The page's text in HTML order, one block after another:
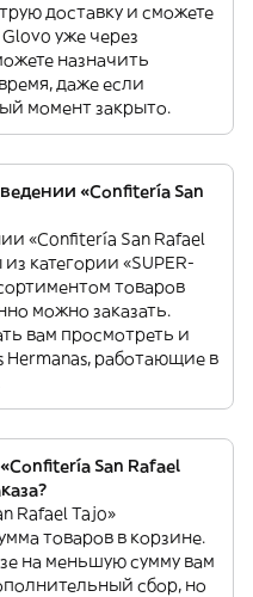
доставку и сможете
уже через
назначить
даже если
момент закрыто.
«Confitería San
«Confitería San Rafael
категории «SUPER-
товаров
можно заказать.
вам просмотреть и
Hermanas, работающие в
San Rafael
Rafael Tajo»
товаров в корзине.
на меньшую сумму вам
сбор, но